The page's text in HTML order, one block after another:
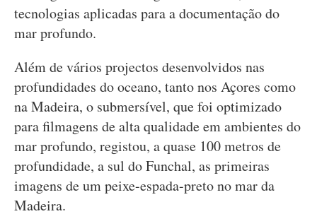
tecnologias aplicadas para a documentação do
mar profundo.
Além de vários projectos desenvolvidos nas
profundidades do oceano, tanto nos Açores como
na Madeira, o submersível, que foi optimizado
para filmagens de alta qualidade em ambientes do
mar profundo, registou, a quase 100 metros de
profundidade, a sul do Funchal, as primeiras
imagens de um peixe-espada-preto no mar da
Madeira.